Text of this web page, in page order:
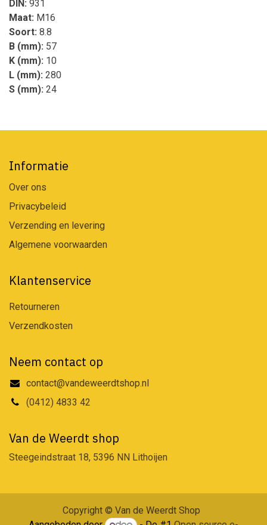
DIN: 931
Maat: M16
Soort: 8.8
B (mm): 57
K (mm): 10
L (mm): 280
S (mm): 24
Informatie
Over ons
Privacybeleid
Verzending en levering
Algemene voorwaarden
Klantenservice
Retourneren
Verzendkosten
Neem contact op
contact@vandeweerdtshop.nl
(0412) 4833 42
Van de Weerdt shop
Steegeindstraat 18, 5396 NN Lithoijen
Copyright © Van de Weerdt Shop